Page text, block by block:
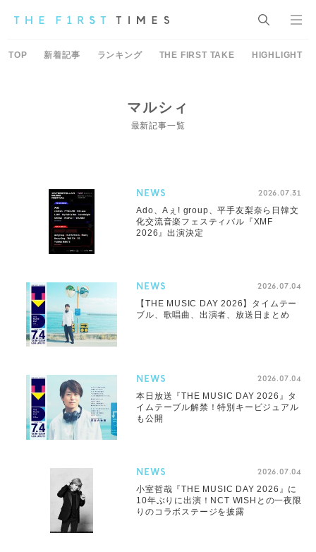
TOP 新着記事 ランキング THE FIRST TAKE HIGHLIGHT
マルシィ
最新記事一覧
NEWS 2026.07.31
Ado、Aぇ! group、平手友梨奈ら日韓文
化交流音楽フェスティバル『XMF
2026』出演決定
NEWS 2026.07.04
【THE MUSIC DAY 2026】タイムテー
ブル、歌唱曲、出演者、放送日まとめ
NEWS 2026.07.04
本日放送『THE MUSIC DAY 2026』タ
イムテーブル解禁！特別キービジュアル
も公開
NEWS 2026.07.04
小室哲哉『THE MUSIC DAY 2026』に
10年ぶりに出演！NCT WISHとの一夜限
りのコラボステージを披露